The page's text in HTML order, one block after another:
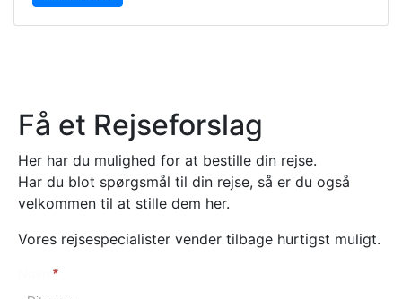
Få et Rejseforslag
Her har du mulighed for at bestille din rejse.
Har du blot spørgsmål til din rejse, så er du også
velkommen til at stille dem her.
Vores rejsespecialister vender tilbage hurtigst muligt.
Booking
*